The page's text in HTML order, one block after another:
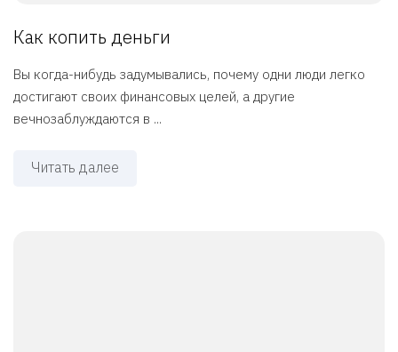
Как копить деньги
Вы когда-нибудь задумывались, почему одни люди легко
достигают своих финансовых целей, а другие
вечнозаблуждаются в ...
Читать далее